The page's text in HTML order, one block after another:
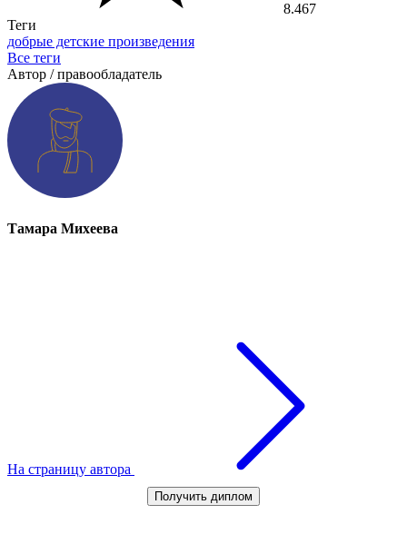
8.467
Теги
добрые детские произведения
Все теги
Автор / правообладатель
Тамара Михеева
На страницу автора
Получить диплом